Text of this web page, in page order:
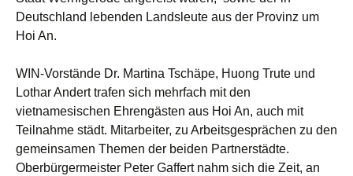
Deutschland lebenden Landsleute aus der Provinz um
Hoi An.
WIN-Vorstände Dr. Martina Tschäpe, Huong Trute und
Lothar Andert trafen sich mehrfach mit den
vietnamesischen Ehrengästen aus Hoi An, auch mit
Teilnahme städt. Mitarbeiter, zu Arbeitsgesprächen zu den
gemeinsamen Themen der beiden Partnerstädte.
Oberbürgermeister Peter Gaffert nahm sich die Zeit, an